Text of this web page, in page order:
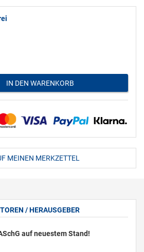
IN DEN WARENKORB
MEINEN MERKZETTEL
/ HERAUSGEBER
auf neuestem Stand!